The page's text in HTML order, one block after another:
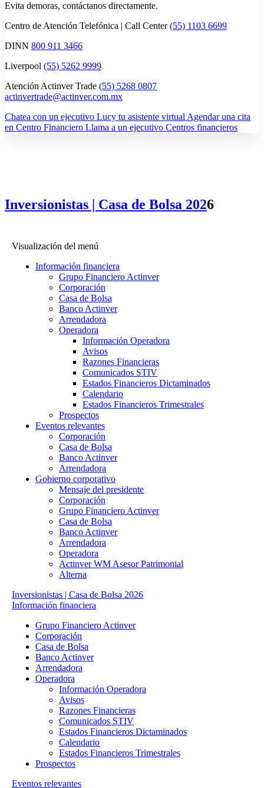
Evita demoras, contáctanos directamente.
Centro de Atención Telefónica | Call Center(55) 1103 6699
DINN 800 911 3466
Liverpool (55) 5262 9999
Atención Actinver Trade (55) 5268 0807
actinvertrade@actinver.com.mx
Chatea con un ejecutivo Lucy tu asistente virtual Agendar una cita
en Centro Financiero Llama a un ejecutivo Centros financieros
Inversionistas | Casa de Bolsa 2026
Visualización del menú
Información financiera
Grupo Financiero Actinver
Corporación
Casa de Bolsa
Banco Actinver
Arrendadora
Operadora
Información Operadora
Avisos
Razones Financieras
Comunicados STIV
Estados Financieros Dictaminados
Calendario
Estados Financieros Trimestrales
Prospectos
Eventos relevantes
Corporación
Casa de Bolsa
Banco Actinver
Arrendadora
Gobierno corporativo
Mensaje del presidente
Corporación
Grupo Financiero Actinver
Casa de Bolsa
Banco Actinver
Arrendadora
Operadora
Actinver WM Asesor Patrimonial
Alterna
Inversionistas | Casa de Bolsa 2026
Información financiera
Grupo Financiero Actinver
Corporación
Casa de Bolsa
Banco Actinver
Arrendadora
Operadora
Información Operadora
Avisos
Razones Financieras
Comunicados STIV
Estados Financieros Dictaminados
Calendario
Estados Financieros Trimestrales
Prospectos
Eventos relevantes